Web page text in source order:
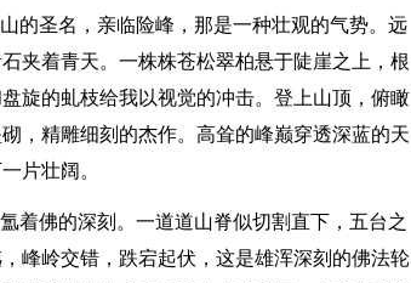
圣名，亲临险峰，那是一种壮观的气势。远
夹着青天。一株株苍松翠柏悬于陡崖之上，根
旋的虬枝给我以视觉的冲击。登上山顶，俯瞰
，精雕细刻的杰作。高耸的峰巅穿透深蓝的天
片壮阔。
佛的深刻。一道道山脊似切割直下，五台之
峰岭交错，跌宕起伏，这是雄浑深刻的佛法轮